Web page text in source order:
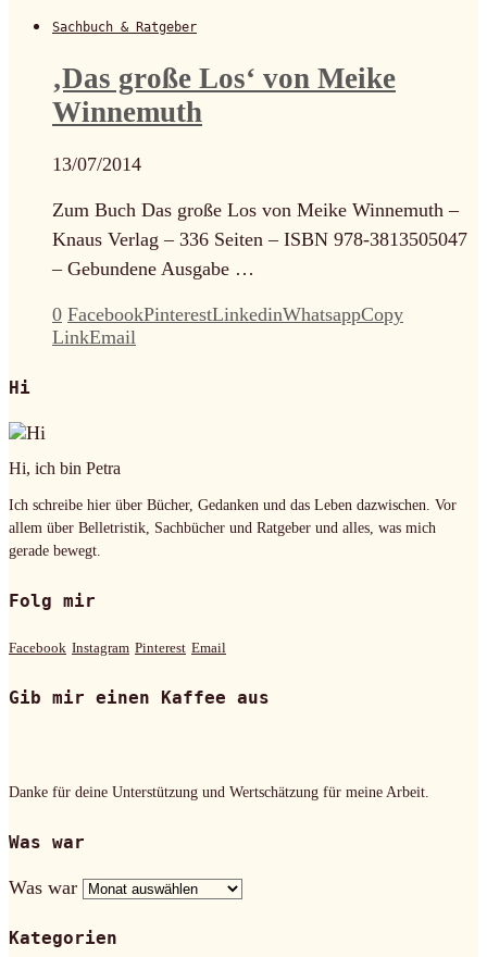
Sachbuch & Ratgeber
‚Das große Los‘ von Meike
Winnemuth
13/07/2014
Zum Buch Das große Los von Meike Winnemuth –
Knaus Verlag – 336 Seiten – ISBN 978-3813505047
– Gebundene Ausgabe …
0 FacebookPinterestLinkedinWhatsappCopy
LinkEmail
Hi
Hi, ich bin Petra
Ich schreibe hier über Bücher, Gedanken und das Leben dazwischen. Vor
allem über Belletristik, Sachbücher und Ratgeber und alles, was mich
gerade bewegt.
Folg mir
Facebook Instagram Pinterest Email
Gib mir einen Kaffee aus
Danke für deine Unterstützung und Wertschätzung für meine Arbeit.
Was war
Was war
Kategorien